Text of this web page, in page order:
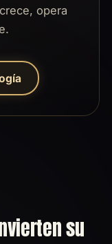
opera
su